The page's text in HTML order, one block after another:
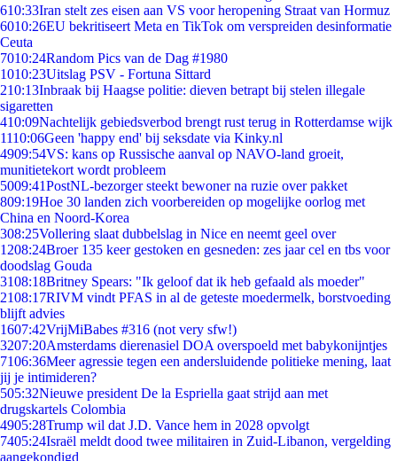
610:33Iran stelt zes eisen aan VS voor heropening Straat van Hormuz
6010:26EU bekritiseert Meta en TikTok om verspreiden desinformatie
Ceuta
7010:24Random Pics van de Dag #1980
1010:23Uitslag PSV - Fortuna Sittard
210:13Inbraak bij Haagse politie: dieven betrapt bij stelen illegale
sigaretten
410:09Nachtelijk gebiedsverbod brengt rust terug in Rotterdamse wijk
1110:06Geen 'happy end' bij seksdate via Kinky.nl
4909:54VS: kans op Russische aanval op NAVO-land groeit,
munitietekort wordt probleem
5009:41PostNL-bezorger steekt bewoner na ruzie over pakket
809:19Hoe 30 landen zich voorbereiden op mogelijke oorlog met
China en Noord-Korea
308:25Vollering slaat dubbelslag in Nice en neemt geel over
1208:24Broer 135 keer gestoken en gesneden: zes jaar cel en tbs voor
doodslag Gouda
3108:18Britney Spears: "Ik geloof dat ik heb gefaald als moeder"
2108:17RIVM vindt PFAS in al de geteste moedermelk, borstvoeding
blijft advies
1607:42VrijMiBabes #316 (not very sfw!)
3207:20Amsterdams dierenasiel DOA overspoeld met babykonijntjes
7106:36Meer agressie tegen een andersluidende politieke mening, laat
jij je intimideren?
505:32Nieuwe president De la Espriella gaat strijd aan met
drugskartels Colombia
4905:28Trump wil dat J.D. Vance hem in 2028 opvolgt
7405:24Israël meldt dood twee militairen in Zuid-Libanon, vergelding
aangekondigd